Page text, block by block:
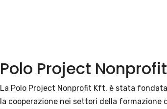
Polo Project
La Polo Project Nonprofit Kft. è stata
la cooperazione nei settori della